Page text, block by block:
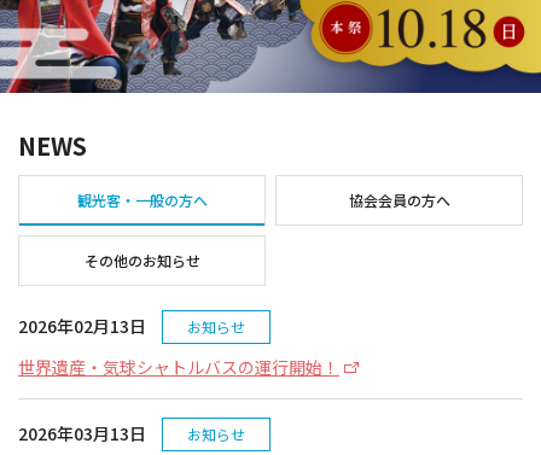
グルメ
イベント情報
ショッピング・お土産
サイクリングさかい
堺観光レンタサイクル
モデルコース
NEWS
観光客・一般の方へ 協会会員の方へ
その他のお知らせ
2026年02月13日 お知らせ
世界遺産・気球シャトルバスの運行開始！
2026年03月13日 お知らせ